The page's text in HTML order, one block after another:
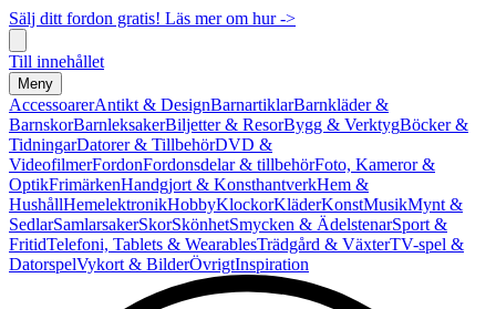
Sälj ditt fordon gratis! Läs mer om hur ->
Till innehållet
Meny
AccessoarerAntikt & DesignBarnartiklarBarnkläder &
BarnskorBarnleksakerBiljetter & ResorBygg & VerktygBöcker &
TidningarDatorer & TillbehörDVD &
VideofilmerFordonFordonsdelar & tillbehörFoto, Kameror &
OptikFrimärkenHandgjort & KonsthantverkHem &
HushållHemelektronikHobbyKlockorKläderKonstMusikMynt &
SedlarSamlarsakerSkorSkönhetSmycken & ÄdelstenarSport &
FritidTelefoni, Tablets & WearablesTrädgård & VäxterTV-spel &
DatorspelVykort & BilderÖvrigtInspiration